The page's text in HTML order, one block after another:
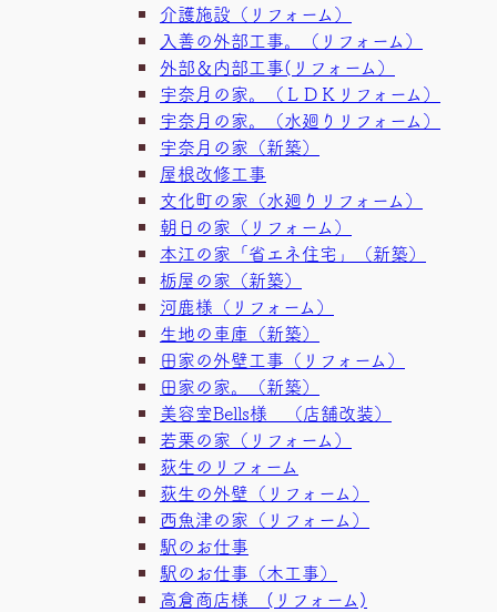
介護施設（リフォーム）
入善の外部工事。（リフォーム）
外部＆内部工事(リフォーム）
宇奈月の家。（ＬＤＫリフォーム）
宇奈月の家。（水廻りリフォーム）
宇奈月の家（新築）
屋根改修工事
文化町の家（水廻りリフォーム）
朝日の家（リフォーム）
本江の家「省エネ住宅」（新築）
栃屋の家（新築）
河鹿様（リフォーム）
生地の車庫（新築）
田家の外壁工事（リフォーム）
田家の家。（新築）
美容室Bells様 （店舗改装）
若栗の家（リフォーム）
荻生のリフォーム
荻生の外壁（リフォーム）
西魚津の家（リフォーム）
駅のお仕事
駅のお仕事（木工事）
高倉商店様 (リフォーム)